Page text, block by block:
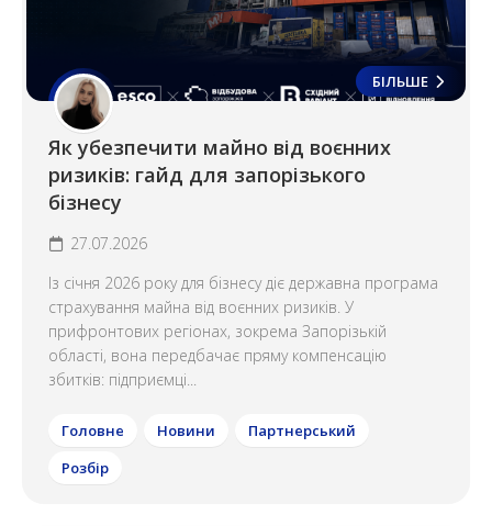
БІЛЬШЕ
Як убезпечити майно від воєнних
ризиків: гайд для запорізького
бізнесу
27.07.2026
Із січня 2026 року для бізнесу діє державна програма
страхування майна від воєнних ризиків. У
прифронтових регіонах, зокрема Запорізькій
області, вона передбачає пряму компенсацію
збитків: підприємці...
Головне Новини
Партнерський
Розбір